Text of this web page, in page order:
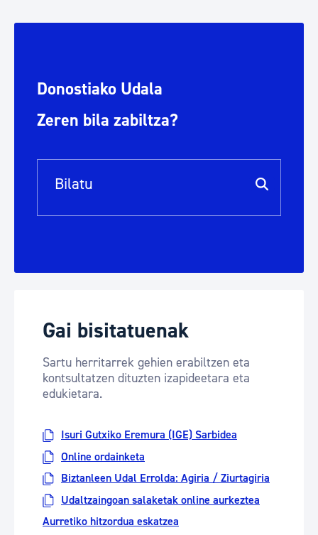
Donostiako Udala
Zeren bila zabiltza?
Bilaketa barra
Gai bisitatuenak
Sartu herritarrek gehien erabiltzen eta
kontsultatzen dituzten izapideetara eta
edukietara.
Isuri Gutxiko Eremura (IGE) Sarbidea
Online ordainketa
Biztanleen Udal Errolda: Agiria / Ziurtagiria
Udaltzaingoan salaketak online aurkeztea
Aurretiko hitzordua eskatzea